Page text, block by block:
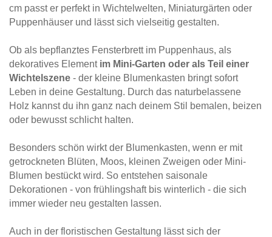
cm passt er perfekt in Wichtelwelten, Miniaturgärten oder
Puppenhäuser und lässt sich vielseitig gestalten.
Ob als bepflanztes Fensterbrett im Puppenhaus, als
dekoratives Element im Mini-Garten oder als Teil einer
Wichtelszene - der kleine Blumenkasten bringt sofort
Leben in deine Gestaltung. Durch das naturbelassene
Holz kannst du ihn ganz nach deinem Stil bemalen, beizen
oder bewusst schlicht halten.
Besonders schön wirkt der Blumenkasten, wenn er mit
getrockneten Blüten, Moos, kleinen Zweigen oder Mini-
Blumen bestückt wird. So entstehen saisonale
Dekorationen - von frühlingshaft bis winterlich - die sich
immer wieder neu gestalten lassen.
Auch in der floristischen Gestaltung lässt sich der